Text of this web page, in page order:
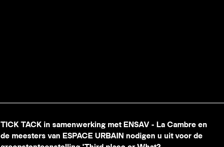
TICK TACK in samenwerking met ENSAV - La Cambre en
de meesters van ESPACE URBAIN nodigen u uit voor de